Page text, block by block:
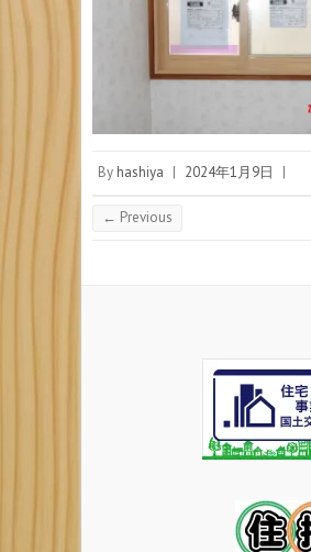
By hashiya | 2024年1月9日 |
← Previous